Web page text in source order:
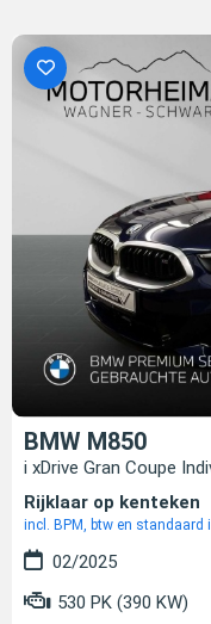
BMW M850
i xDrive Gran Coupe
Rijklaar op kenteken
incl. BPM, btw en standaard
02/2025
530 PK (390 KW)